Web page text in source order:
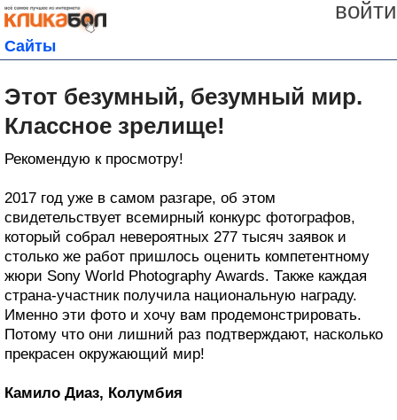
войти
Сайты
Этот безумный, безумный мир.
Классное зрелище!
Рекомендую к просмотру!
2017 год уже в самом разгаре, об этом
свидетельствует всемирный конкурс фотографов,
который собрал невероятных 277 тысяч заявок и
столько же работ пришлось оценить компетентному
жюри Sony World Photography Awards. Также каждая
страна-участник получила национальную награду.
Именно эти фото и хочу вам продемонстрировать.
Потому что они лишний раз подтверждают, насколько
прекрасен окружающий мир!
Камило Диаз, Колумбия